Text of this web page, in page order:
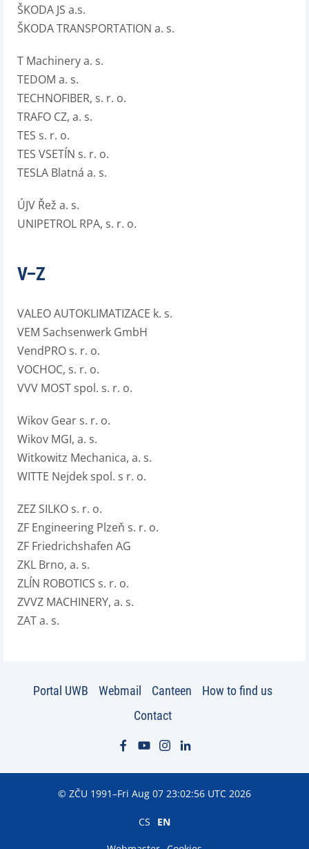
ŠKODA JS a.s.
ŠKODA TRANSPORTATION a. s.
T Machinery a. s.
TEDOM a. s.
TECHNOFIBER, s. r. o.
TRAFO CZ, a. s.
TES s. r. o.
TES VSETÍN s. r. o.
TESLA Blatná a. s.
ÚJV Řež a. s.
UNIPETROL RPA, s. r. o.
V–Z
VALEO AUTOKLIMATIZACE k. s.
VEM Sachsenwerk GmbH
VendPRO s. r. o.
VOCHOC, s. r. o.
VVV MOST spol. s. r. o.
Wikov Gear s. r. o.
Wikov MGI, a. s.
Witkowitz Mechanica, a. s.
WITTE Nejdek spol. s r. o.
ZEZ SILKO s. r. o.
ZF Engineering Plzeň s. r. o.
ZF Friedrichshafen AG
ZKL Brno, a. s.
ZLÍN ROBOTICS s. r. o.
ZVVZ MACHINERY, a. s.
ZAT a. s.
Portal UWB Webmail Canteen
How to find us
Contact
© ZČU 1991–Fri Aug 07 23:02:56 UTC 2026
CS EN